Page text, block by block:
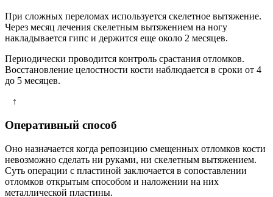
При сложных переломах используется скелетное вытяжение.
Через месяц лечения скелетным вытяжением на ногу
накладывается гипс и держится еще около 2 месяцев.
Периодически проводится контроль срастания отломков.
Восстановление целостности кости наблюдается в сроки от 4
до 5 месяцев.
↑
Оперативный способ
Оно назначается когда репозицию смещенных отломков кости
невозможно сделать ни руками, ни скелетным вытяжением.
Суть операции с пластиной заключается в сопоставлении
отломков открытым способом и наложении на них
металлической пластины.